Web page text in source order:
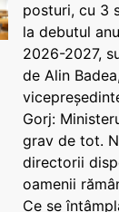
posturi, cu 3
la debutul
2026-2027,
de Alin
Gorj:
grav de tot.
directorii
oamenii
Ce se